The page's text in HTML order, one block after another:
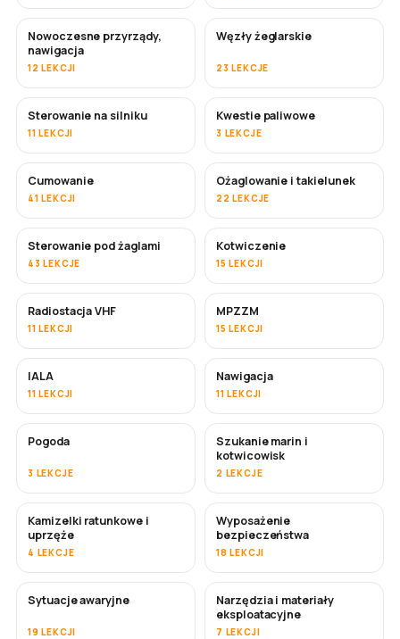
Nowoczesne przyrządy,
nawigacja
12 LEKCJI
Węzły żeglarskie
23 LEKCJE
Sterowanie na silniku
11 LEKCJI
Kwestie paliwowe
3 LEKCJE
Cumowanie
41 LEKCJI
Ożaglowanie i takielunek
22 LEKCJE
Sterowanie pod żaglami
43 LEKCJE
Kotwiczenie
15 LEKCJI
Radiostacja VHF
11 LEKCJI
MPZZM
15 LEKCJI
IALA
11 LEKCJI
Nawigacja
11 LEKCJI
Pogoda
3 LEKCJE
Szukanie marin i
kotwicowisk
2 LEKCJE
Kamizelki ratunkowe i
uprzęże
4 LEKCJE
Wyposażenie
bezpieczeństwa
18 LEKCJI
Sytuacje awaryjne
19 LEKCJI
Narzędzia i materiały
eksploatacyjne
7 LEKCJI